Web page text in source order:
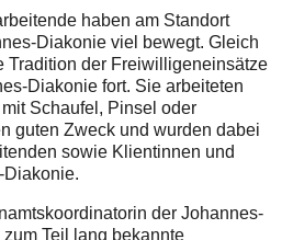
haben am Standort
Diakonie viel bewegt. Gleich
Tradition der Freiwilligeneinsätze
Diakonie fort. Sie arbeiteten
Schaufel, Pinsel oder
guten Zweck und wurden dabei
sowie Klientinnen und
der Johannes-
Teil lang bekannte